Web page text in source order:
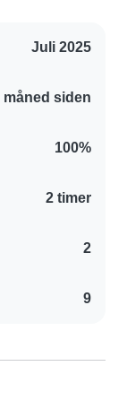
Juli 2025
måned siden
100%
2 timer
2
9